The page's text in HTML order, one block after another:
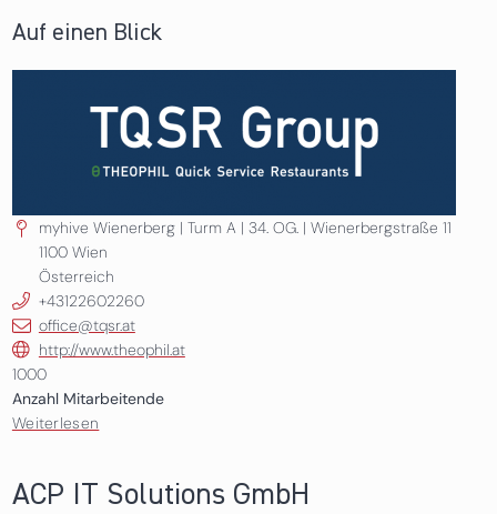
Auf einen Blick
myhive Wienerberg | Turm A | 34. OG. | Wienerbergstraße 11
1100 Wien
Österreich
+43122602260
office@tqsr.at
http://www.theophil.at
1000
Anzahl Mitarbeitende
Weiterlesen
ACP IT Solutions GmbH